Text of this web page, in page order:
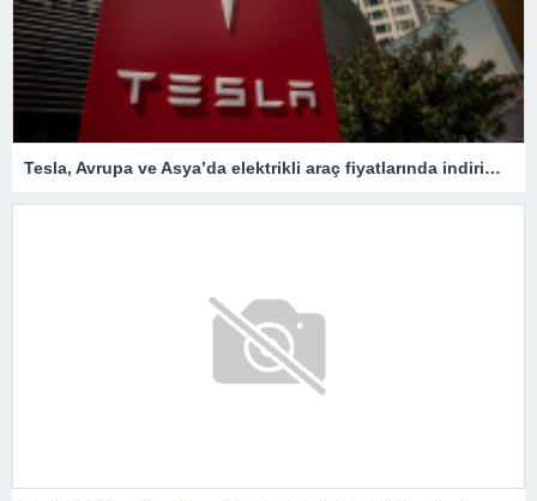
Tesla, Avrupa ve Asya’da elektrikli araç fiyatlarında indirimleri genişletiyor – Son Dakika Ekonomi Haberleri